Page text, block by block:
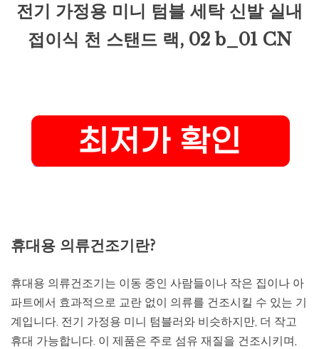
전기 가정용 미니 텀블 세탁 신발 실내
접이식 천 스탠드 랙, 02 b_01 CN
휴대용 의류건조기란?
휴대용 의류건조기는 이동 중인 사람들이나 작은 집이나 아
파트에서 효과적으로 교란 없이 의류를 건조시킬 수 있는 기
계입니다. 전기 가정용 미니 텀블러와 비슷하지만, 더 작고
휴대 가능합니다. 이 제품은 주로 섬유 재질을 건조시키며,